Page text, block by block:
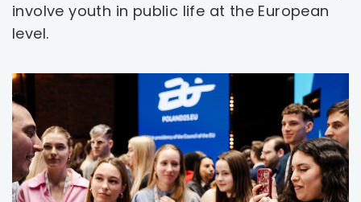
involve youth in public life at the European
level.